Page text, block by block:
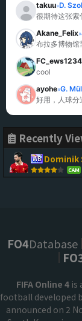
takuu»D.
很期待这张索
Akane_Felix»
布拉多博物
FC_ews1234
cool
ayohe»G.
好用，人球分
Recently
Dominik
CAM
FO4Database
FIFA Online 4 is
football developed
announced on 2